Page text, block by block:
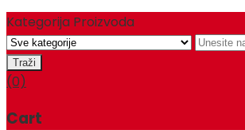
Kategorija Proizvoda
(0)
Cart